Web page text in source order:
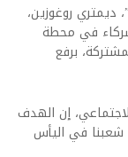
ديمتري روغوزين،
في محطة
برفع
إن الهدف
شعبنا في اليأس